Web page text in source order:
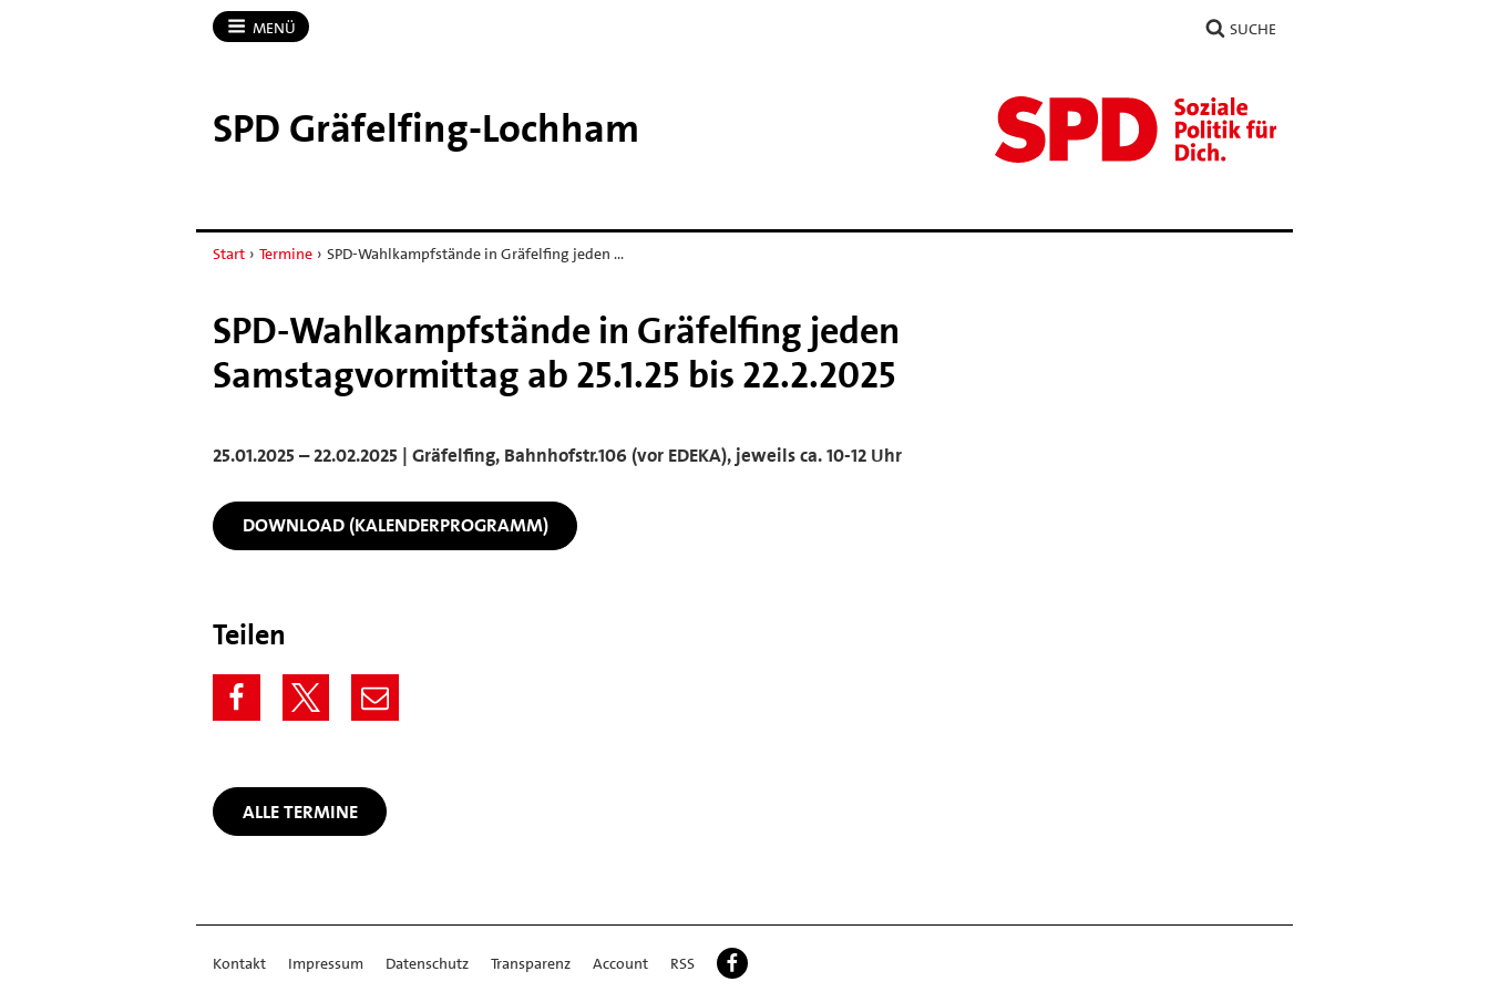
MENÜ SUCHE
SPD Gräfelfing-​Lochham
Start › Termine › SPD-Wahlkampfstände in Gräfelfing jeden …
SPD-Wahlkampfstände in Gräfelfing jeden
Samstagvormittag ab 25.1.25 bis 22.2.2025
25.01.2025 – 22.02.2025 | Gräfelfing, Bahnhofstr.106 (vor EDEKA), jeweils ca. 10-12 Uhr
DOWNLOAD (KALENDERPROGRAMM)
Teilen
ALLE TERMINE
Kontakt Impressum Datenschutz Transparenz Account RSS